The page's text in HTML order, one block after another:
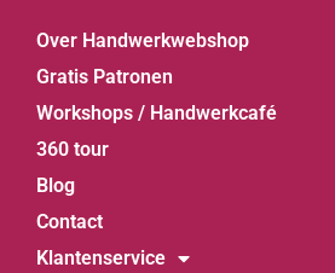
Over Handwerkwebshop
Gratis Patronen
Workshops / Handwerkcafé
360 tour
Blog
Contact
Klantenservice